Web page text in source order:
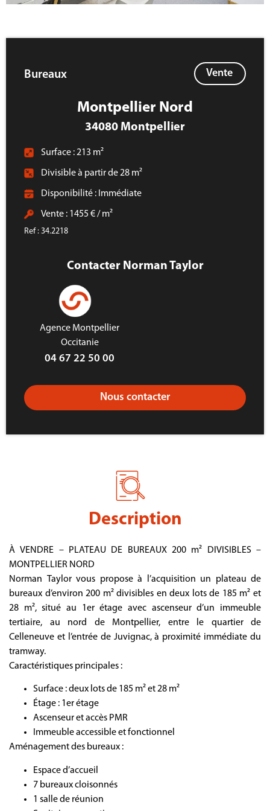
Bureaux Vente
Montpellier Nord
34080 Montpellier
Surface : 213 m²
Divisible à partir de 28 m²
Disponibilité : Immédiate
Vente : 1455 € / m²
Ref : 34.2218
Contacter Norman Taylor
Agence Montpellier
Occitanie
04 67 22 50 00
Nous contacter
Description
À VENDRE – PLATEAU DE BUREAUX 200 m² DIVISIBLES –
MONTPELLIER NORD
Norman Taylor vous propose à l’acquisition un plateau de
bureaux d’environ 200 m² divisibles en deux lots de 185 m² et
28 m², situé au 1er étage avec ascenseur d’un immeuble
tertiaire, au nord de Montpellier, entre le quartier de
Celleneuve et l’entrée de Juvignac, à proximité immédiate du
tramway.
Caractéristiques principales :
Surface : deux lots de 185 m² et 28 m²
Étage : 1er étage
Ascenseur et accès PMR
Immeuble accessible et fonctionnel
Aménagement des bureaux :
Espace d’accueil
7 bureaux cloisonnés
1 salle de réunion